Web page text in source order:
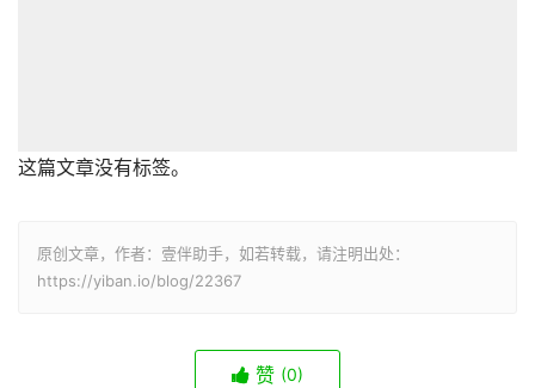
这篇文章没有标签。
原创文章，作者：壹伴助手，如若转载，请注明出处：
https://yiban.io/blog/22367
赞 (0)